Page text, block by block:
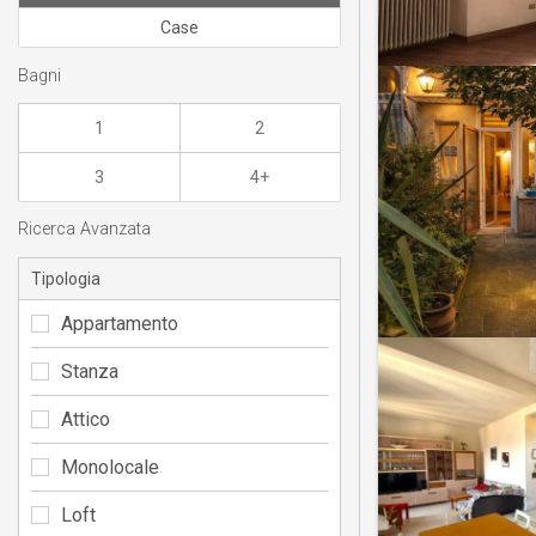
Case
Bagni
1 2
3 4+
Ricerca Avanzata
Tipologia
Appartamento
Stanza
Attico
Monolocale
Loft